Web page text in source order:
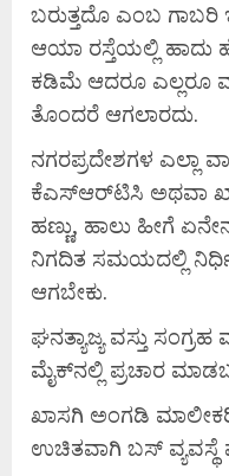
ಬರುತ್ತದೊ ಎಂಬ
ಆಯಾ ರಸ್ತೆಯಲ್ಲಿ ಹಾದು
ಕಡಿಮೆ ಆದರೂ ಎಲ್ಲರೂ
ತೊಂದರೆ ಆಗಲಾರದು.
ನಗರಪ್ರದೇಶಗಳ ಎಲ್ಲಾ
ಕೆಎಸ್‌ಆರ್‌ಟಿಸಿ ಅಥವಾ
ಹಣ್ಣು, ಹಾಲು ಹೀಗೆ
ನಿಗದಿತ ಸಮಯದಲ್ಲಿ
ಆಗಬೇಕು.
ಘನತ್ಯಾಜ್ಯ ವಸ್ತು
ಮೈಕ್‌ನಲ್ಲಿ ಪ್ರಚಾರ
ಖಾಸಗಿ ಅಂಗಡಿ
ಉಚಿತವಾಗಿ ಬಸ್ ವ್ಯವಸ್ಥೆ